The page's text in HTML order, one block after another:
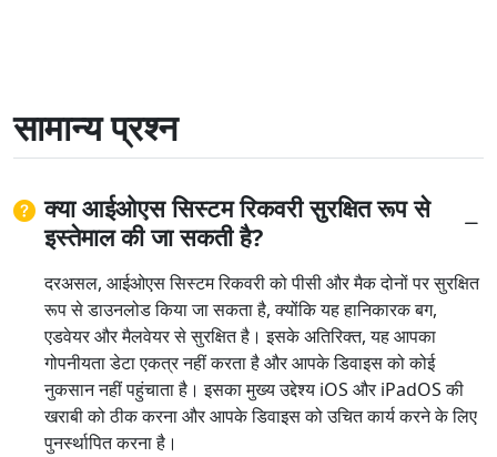
सामान्य प्रश्न
क्या आईओएस सिस्टम रिकवरी सुरक्षित रूप से
इस्तेमाल की जा सकती है?
दरअसल, आईओएस सिस्टम रिकवरी को पीसी और मैक दोनों पर सुरक्षित
रूप से डाउनलोड किया जा सकता है, क्योंकि यह हानिकारक बग,
एडवेयर और मैलवेयर से सुरक्षित है। इसके अतिरिक्त, यह आपका
गोपनीयता डेटा एकत्र नहीं करता है और आपके डिवाइस को कोई
नुकसान नहीं पहुंचाता है। इसका मुख्य उद्देश्य iOS और iPadOS की
खराबी को ठीक करना और आपके डिवाइस को उचित कार्य करने के लिए
पुनर्स्थापित करना है।